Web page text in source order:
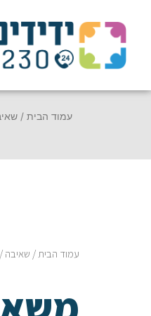
עמוד הבית /
עמוד הבית/ שאיבה